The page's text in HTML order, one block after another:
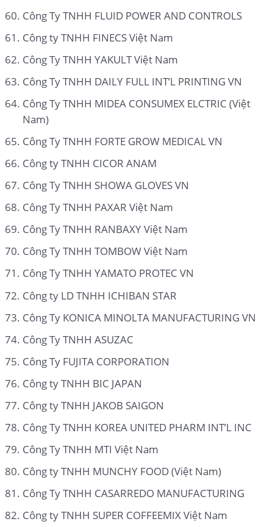
Công Ty TNHH FLUID POWER AND CONTROLS
Công ty TNHH FINECS Việt Nam
Công Ty TNHH YAKULT Việt Nam
Công Ty TNHH DAILY FULL INT’L PRINTING VN
Công Ty TNHH MIDEA CONSUMEX ELCTRIC (Việt
Nam)
Công Ty TNHH FORTE GROW MEDICAL VN
Công ty TNHH CICOR ANAM
Công Ty TNHH SHOWA GLOVES VN
Công Ty TNHH PAXAR Việt Nam
Công Ty TNHH RANBAXY Việt Nam
Công Ty TNHH TOMBOW Việt Nam
Công Ty TNHH YAMATO PROTEC VN
Công ty LD TNHH ICHIBAN STAR
Công Ty KONICA MINOLTA MANUFACTURING VN
Công Ty TNHH ASUZAC
Công Ty FUJITA CORPORATION
Công ty TNHH BIC JAPAN
Công ty TNHH JAKOB SAIGON
Công Ty TNHH KOREA UNITED PHARM INT’L INC
Công Ty TNHH MTI Việt Nam
Công ty TNHH MUNCHY FOOD (Việt Nam)
Công Ty TNHH CASARREDO MANUFACTURING
Công ty TNHH SUPER COFFEEMIX Việt Nam